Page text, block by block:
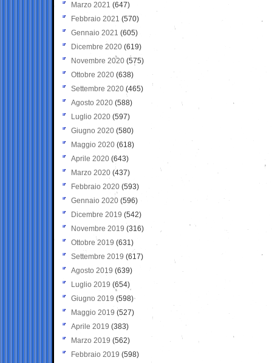
Marzo 2021 (647)
Febbraio 2021 (570)
Gennaio 2021 (605)
Dicembre 2020 (619)
Novembre 2020 (575)
Ottobre 2020 (638)
Settembre 2020(465)
Agosto 2020 (588)
Luglio 2020 (597)
Giugno 2020 (580)
Maggio 2020 (618)
Aprile 2020 (643)
Marzo 2020 (437)
Febbraio 2020 (593)
Gennaio 2020 (596)
Dicembre 2019 (542)
Novembre 2019 (316)
Ottobre 2019 (631)
Settembre 2019 (617)
Agosto 2019 (639)
Luglio 2019 (654)
Giugno 2019 (598)
Maggio 2019 (527)
Aprile 2019 (383)
Marzo 2019 (562)
Febbraio 2019 (598)